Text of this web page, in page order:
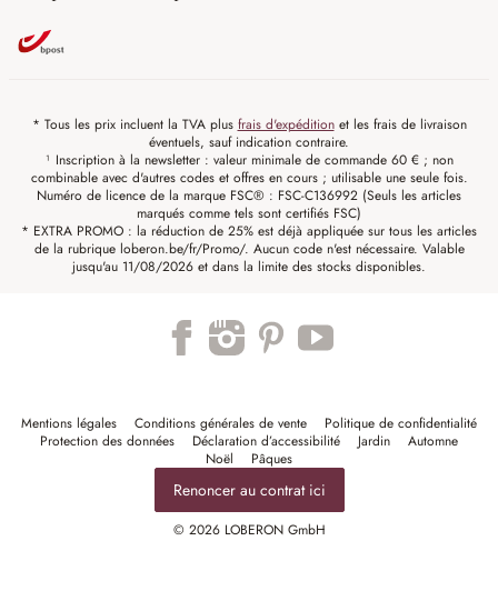
* Tous les prix incluent la TVA plus frais d'expéditionet les frais de livraison
éventuels, sauf indication contraire.
¹ Inscription à la newsletter : valeur minimale de commande 60 € ; non
combinable avec d'autres codes et offres en cours ; utilisable une seule fois.
Numéro de licence de la marque FSC® : FSC-C136992 (Seuls les articles
marqués comme tels sont certifiés FSC)
* EXTRA PROMO : la réduction de 25% est déjà appliquée sur tous les articles
de la rubrique loberon.be/fr/Promo/. Aucun code n'est nécessaire. Valable
jusqu'au 11/08/2026 et dans la limite des stocks disponibles.
Mentions légales Conditions générales de vente
Politique de confidentialité
Protection des données
Déclaration d’accessibilité Jardin
Automne
Noël
Pâques
Renoncer au contrat ici
© 2026 LOBERON GmbH